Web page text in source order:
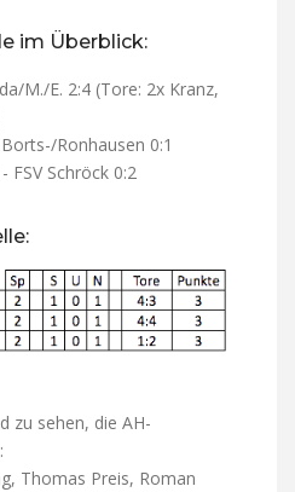
im Überblick:
M./E. 2:4 (Tore: 2x Kranz,
Ronhausen 0:1
FSV Schröck 0:2
zu sehen, die AH-
Thomas Preis, Roman